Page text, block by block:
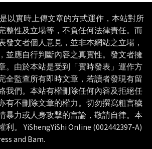
以實時上傳文章的方式運作，本站對所
整性及立場等，不負任何法律責任。而
發文者個人意見，並非本網站之立場，
並應自行判斷內容之真實性。發文者擁
。由於本站是受到「實時發表」運作方
全監查所有即時文章，若讀者發現有留
我們。本站有權刪除任何內容及拒絕任
有不刪除文章的權力。切勿撰寫粗言穢
暴力或人身攻擊的言論，敬請自律。本
。 YiShengYiShi Online (002442397-A)
and Bam.